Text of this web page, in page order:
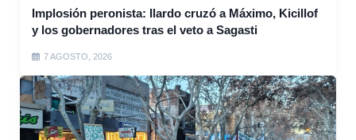
Implosión peronista: Ilardo cruzó a Máximo, Kicillof
y los gobernadores tras el veto a Sagasti
7 AGOSTO, 2026